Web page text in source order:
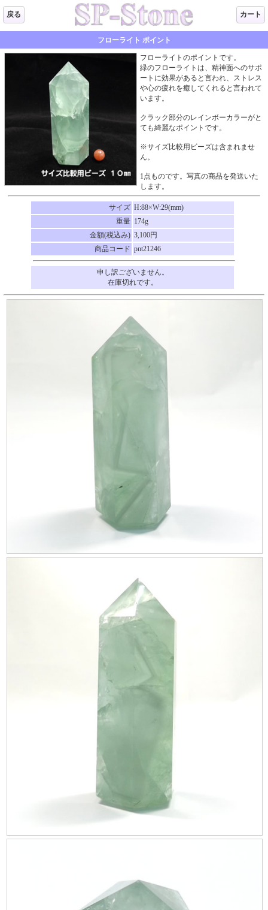
戻る カート
フローライト ポイント
フローライトのポイントです。
緑のフローライトは、精神面へのサポ
ートに効果があると言われ、ストレス
や心の疲れを癒してくれると言われて
います。
クラック部分のレインボーカラーがと
ても綺麗なポイントです。
※サイズ比較用ビーズは含まれませ
ん。
1点ものです。写真の商品を発送いた
します。
サイズ H:88×W:29(mm)
重量 174g
金額(税込み) 3,100円
商品コード pnt21246
申し訳ございません。
在庫切れです。